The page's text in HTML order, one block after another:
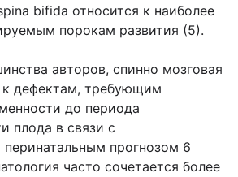
bifida относится к наиболее
порокам развития (5).
авторов, спинно мозговая
к дефектам, требующим
до периода
плода в связи с
перинатальным прогнозом 6
часто сочетается более